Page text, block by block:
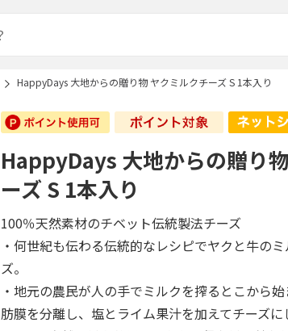
HappyDays 大地からの贈り物 ヤクミルクチーズ S 1本入り
HappyDays 大地からの贈り
ーズ S 1本入り
100％天然素材のチベット伝統製法チーズ
・何世紀も伝わる伝統的なレシピでヤクと牛の
ズ。
・地元の農民が人の手でミルクを搾るとこから
肪膜を分離し、塩とライム果汁を加えてチーズに